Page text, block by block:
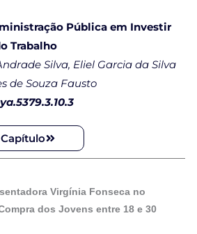
Pública em Investir
Trabalho
Silva, Eliel Garcia da Silva
de Souza Fausto
Virgínia Fonseca no
dos Jovens entre 18 e 30